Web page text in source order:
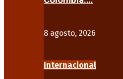
8 agosto, 2026
Internacional